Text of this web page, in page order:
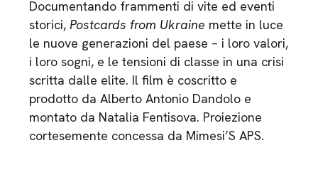
Documentando frammenti di vite ed eventi
storici,Postcards from Ukraine mette in luce
le nuove generazioni del paese – i loro valori,
i loro sogni, e le tensioni di classe in una crisi
scritta dalle elite. Il film è coscritto e
prodotto da Alberto Antonio Dandolo e
montato da Natalia Fentisova. Proiezione
cortesemente concessa da Mimesi’S APS.